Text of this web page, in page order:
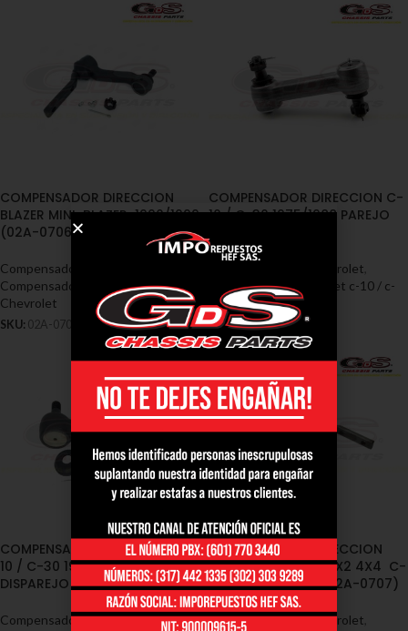
COMPENSADOR DIRECCION
BLAZER MINI-BLAZER 1990/1999
(02A-0706)
Compensadores-Chevrolet
Compensador chevrolet blazer,
Chevrolet
SKU: 02A-0706
COMPENSADOR DIRECCION C-
10 / C-30 1975/1988 PAREJO
Compensadores-Chevrolet
Compensador chevrolet c-10 / c-
30,Chevrolet
SKU:02A-0704
COMPENSADOR DIRECCION C-
10 / C-30 1978/1988
DISPAREJO (02A-0705)
Compensadores-Chevrolet,
COMPENSADOR DIRECCION
CHEYENNE C-1500 4X2 4X4 C-
3500 1990/1992 (02A-0707)
Compensadores-Chevrolet